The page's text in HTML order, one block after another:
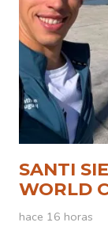
SANTI
WORLD
hace 16 horas